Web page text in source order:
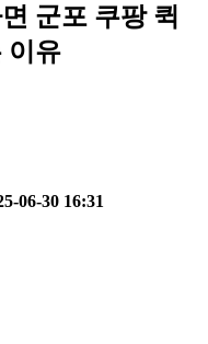
군포 쿠팡 퀵
이유
06-30 16:31